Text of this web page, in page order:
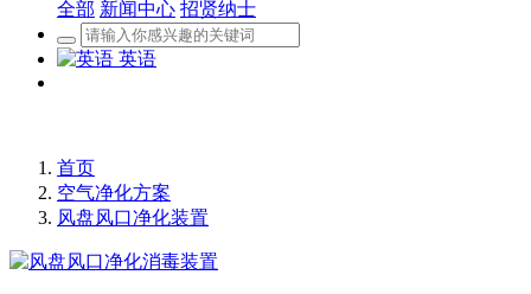
全部 新闻中心 招贤纳士
英语
首页
空气净化方案
风盘风口净化装置